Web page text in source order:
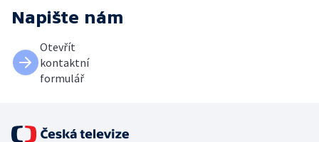
Napište nám
Otevřít
kontaktní
formulář